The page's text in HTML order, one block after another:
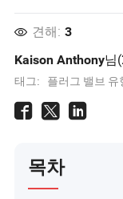
견해: 3
Kaison Anthony님(
태그: 플러그 밸브 유
목차